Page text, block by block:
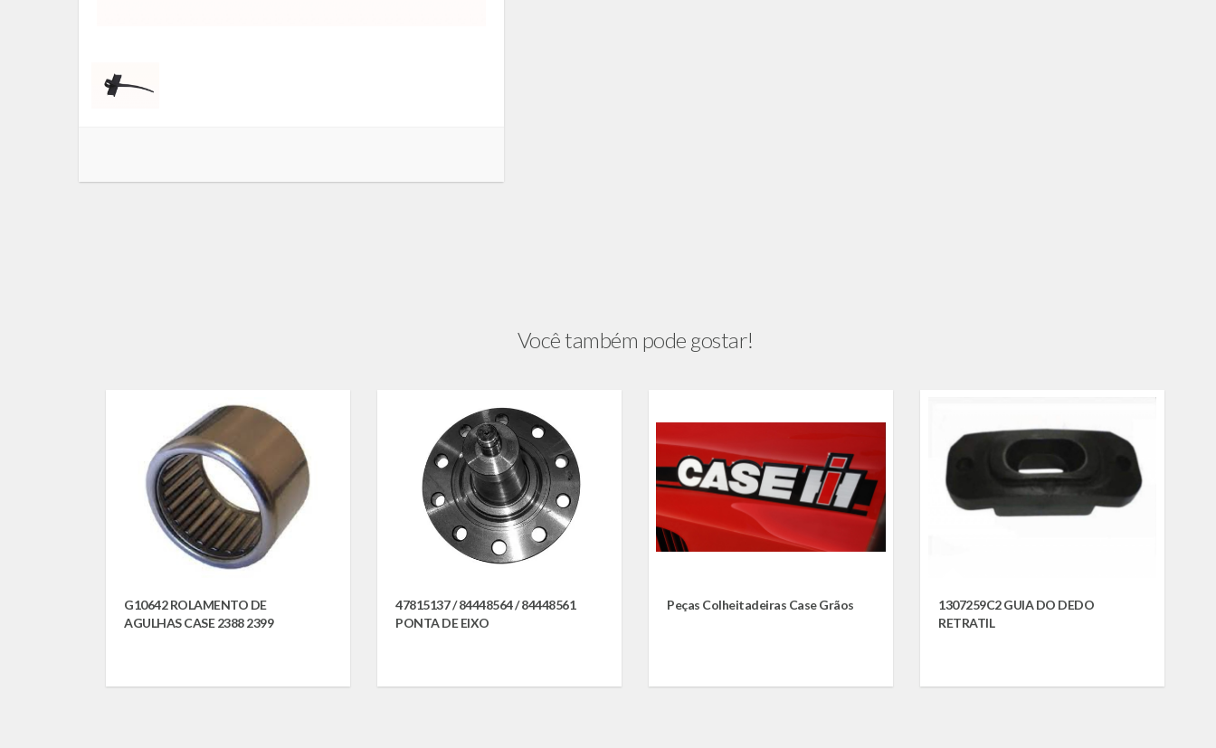
Você também pode gostar!
G10642 ROLAMENTO DE
AGULHAS CASE 2388 2399
47815137 / 84448564 / 84448561
PONTA DE EIXO
Peças Colheitadeiras Case Grãos
1307259C2 GUIA DO DEDO
RETRATIL